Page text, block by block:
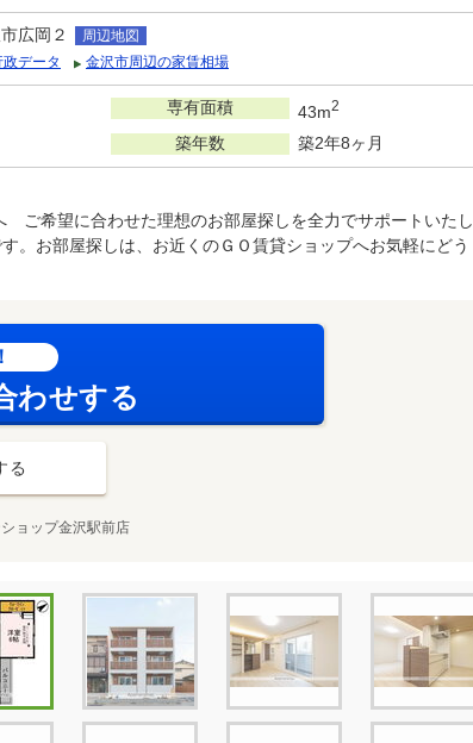
広岡２
周辺地図
データ
金沢市周辺の家賃相場
専有面積 43m2
築年数 築2年8ヶ月
ご希望に合わせた理想のお部屋探しを全力でサポートいたし
。お部屋探しは、お近くのＧＯ賃貸ショップへお気軽にどう
わせする
る
ョップ金沢駅前店